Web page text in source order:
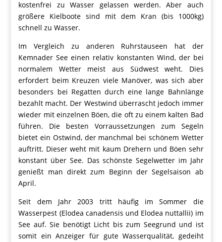
kostenfrei zu Wasser gelassen werden. Aber auch
größere Kielboote sind mit dem Kran (bis 1000kg)
schnell zu Wasser.
Im Vergleich zu anderen Ruhrstauseen hat der
Kemnader See einen relativ konstanten Wind, der bei
normalem Wetter meist aus Südwest weht. Dies
erfordert beim Kreuzen viele Manöver, was sich aber
besonders bei Regatten durch eine lange Bahnlänge
bezahlt macht. Der Westwind überrascht jedoch immer
wieder mit einzelnen Böen, die oft zu einem kalten Bad
führen. Die besten Vorraussetzungen zum Segeln
bietet ein Ostwind, der manchmal bei schönem Wetter
auftritt. Dieser weht mit kaum Drehern und Böen sehr
konstant über See. Das schönste Segelwetter im Jahr
genießt man direkt zum Beginn der Segelsaison ab
April.
Seit dem Jahr 2003 tritt häufig im Sommer die
Wasserpest (Elodea canadensis und Elodea nuttallii) im
See auf. Sie benötigt Licht bis zum Seegrund und ist
somit ein Anzeiger für gute Wasserqualität, gedeiht